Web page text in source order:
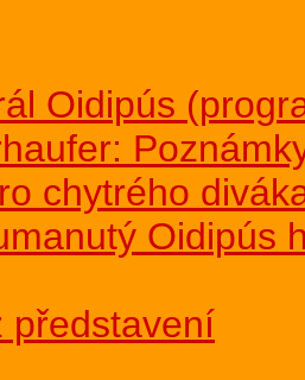
Oidipús
chytrého
Oidipús
představení